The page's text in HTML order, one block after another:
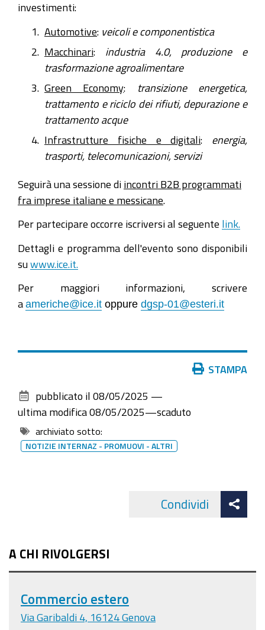
investimenti:
Automotive: veicoli e componentistica
Macchinari:
industria 4.0, produzione e
trasformazione agroalimentare
Green Economy:
transizione energetica,
trattamento e riciclo dei rifiuti, depurazione e
trattamento acque
Infrastrutture fisiche e digitali: energia,
trasporti, telecomunicazioni, servizi
Seguirà una sessione di incontri B2B programmati
fra imprese italiane e messicane
Per partecipare occorre iscriversi al seguente link.
Dettagli e programma dell'evento sono disponibili
su www.ice.it.
Per maggiori informazioni, scrivere
a americhe@ice.it oppure dgsp-01@esteri.it
documento
STAMPA
pubblicato il 08/05/2025 —
ultima modifica 08/05/2025—scaduto
archiviato sotto:
NOTIZIE INTERNAZ - PROMUOVI - ALTRI
Condividi
A CHI RIVOLGERSI
Commercio estero
Via Garibaldi 4, 16124 Genova